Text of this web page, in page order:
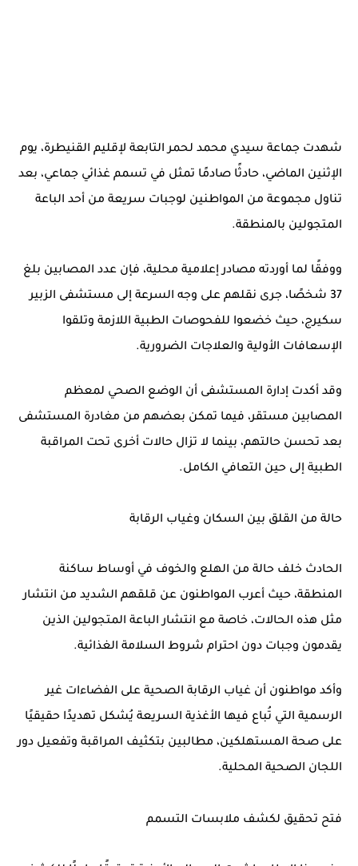
شهدت جماعة سيدي محمد لحمرالتابعة لإقليم القنيطرة، يوم
الإثنين الماضي، حادثًا صادمًا تمثل في تسمم غذائي جماعي، بعد
تناول مجموعة من المواطنين لوجبات سريعة من أحد الباعة
المتجولين بالمنطقة.
ووفقًا لما أوردته مصادر إعلامية محلية، فإن عدد المصابين بلغ
37 شخصًا
، جرى نقلهم على وجه السرعة إلى مستشفى الزبير
سكيرج، حيث خضعوا للفحوصات الطبية اللازمة وتلقوا
الإسعافات الأولية والعلاجات الضرورية.
وقد أكدت إدارة المستشفى أن الوضع الصحي لمعظم
المصابين مستقر، فيما تمكن بعضهم من مغادرة المستشفى
بعد تحسن حالتهم، بينما لا تزال حالات أخرى تحت المراقبة
الطبية إلى حين التعافي الكامل.
حالة من القلق بين السكان وغياب الرقابة
الحادث خلف حالة من الهلع والخوف في أوساط ساكنة
المنطقة، حيث أعرب المواطنون عن قلقهم الشديد من انتشار
مثل هذه الحالات، خاصة مع انتشار الباعة المتجولين الذين
يقدمون وجبات دون احترام شروط السلامة الغذائية.
وأكد مواطنون أن غياب الرقابة الصحية على الفضاءات غير
الرسمية التي تُباع فيها الأغذية السريعة يُشكل تهديدًا حقيقيًا
على صحة المستهلكين، مطالبين بتكثيف المراقبة وتفعيل دور
اللجان الصحية المحلية.
فتح تحقيق لكشف ملابسات التسمم